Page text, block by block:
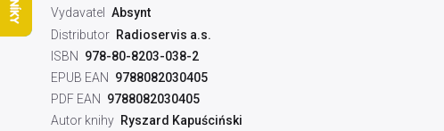
Vydavatel
Absynt
Distributor Radioservis a.s.
ISBN
978-80-8203-038-2
EPUB EAN
9788082030405
PDF EAN
9788082030405
Autor knihy Ryszard Kapuściński